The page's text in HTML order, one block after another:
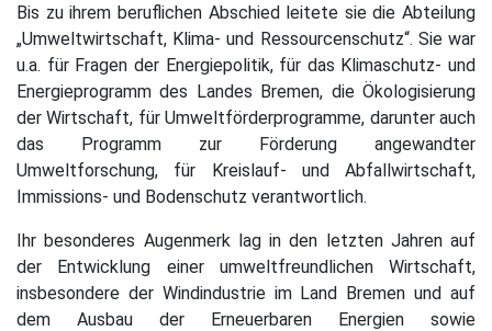
Bis zu ihrem beruflichen Abschied leitete sie die Abteilung
„Umweltwirtschaft, Klima- und Ressourcenschutz“. Sie war
u.a. für Fragen der Energiepolitik, für das Klimaschutz- und
Energieprogramm des Landes Bremen, die Ökologisierung
der Wirtschaft, für Umweltförderprogramme, darunter auch
das Programm zur Förderung angewandter
Umweltforschung, für Kreislauf- und Abfallwirtschaft,
Immissions- und Bodenschutz verantwortlich.
Ihr besonderes Augenmerk lag in den letzten Jahren auf
der Entwicklung einer umweltfreundlichen Wirtschaft,
insbesondere der Windindustrie im Land Bremen und auf
dem Ausbau der Erneuerbaren Energien sowie